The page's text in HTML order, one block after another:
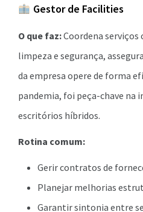
Gestor de Facilities
O que faz:Coordena
limpeza e segurança,
da empresa opere de forma
pandemia, foi peça-chave na
escritórios híbridos.
Rotina comum:
Gerir contratos de
Planejar melhorias
Garantir sintonia entre